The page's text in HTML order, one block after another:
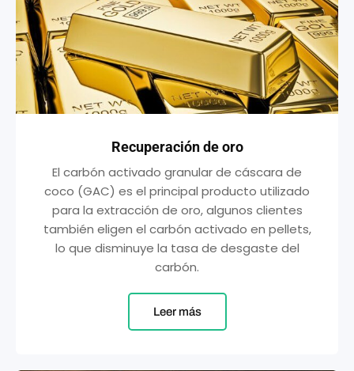
Recuperación de oro
El carbón activado granular de cáscara de
coco (GAC) es el principal producto utilizado
para la extracción de oro, algunos clientes
también eligen el carbón activado en pellets,
lo que disminuye la tasa de desgaste del
carbón.
Leer más